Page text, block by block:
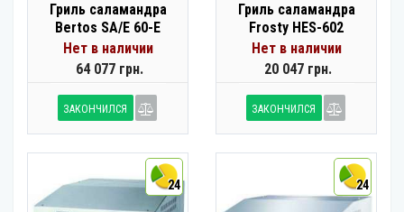
Гриль саламандра
Bertos SA/E 60-E
Нет в наличии
64 077 грн.
ЗАКОНЧИЛСЯ
Гриль саламандра
Frosty HES-602
Нет в наличии
20 047 грн.
ЗАКОНЧИЛСЯ
24 24